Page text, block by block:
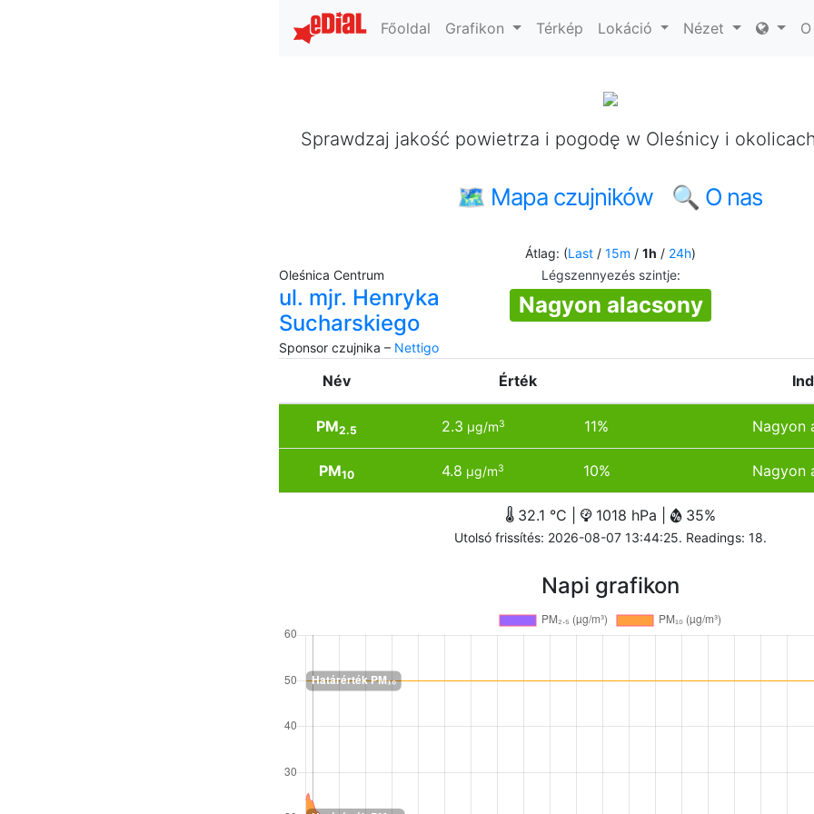
Főoldal Grafikon Térkép Lokáció Nézet
Sprawdzaj jakość powietrza i pogodę w Oleśnicy i
🗺 Mapa czujników 🔍 O nas
Átlag: (Last / 15m / 1h / 24h)
Oleśnica Centrum
ul. mjr. Henryka
Sucharskiego
Sponsor czujnika – Nettigo
Légszennyezés szintje:
Nagyon alacsony
Név Érték
PM2.5 2.3 µg/m3 11% Nagyon
PM10 4.8 µg/m3 10% Nagyon
32.1 °C | 1018 hPa | 35%
Utolsó frissítés: 2026-08-07 13:44:25. Readings: 18.
Napi grafikon